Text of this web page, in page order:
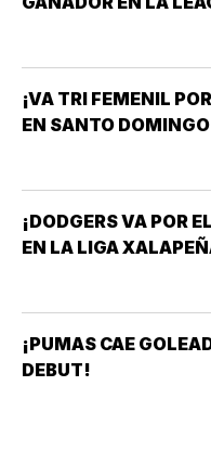
¡VA TRI FEMENIL
EN SANTO
¡DODGERS VA POR
EN LA LIGA
¡PUMAS CAE
DEBUT!